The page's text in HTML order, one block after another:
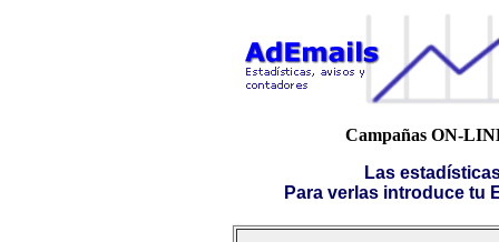
Campañas ON-
Las
Para verlas introduce tu